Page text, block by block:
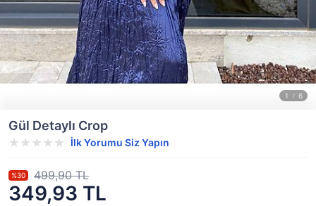
Gül Detaylı Crop
İlk Yorumu Siz Yapın
349,93 TL
%30 499,90 TL